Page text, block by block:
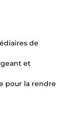
de
et
pour la rendre